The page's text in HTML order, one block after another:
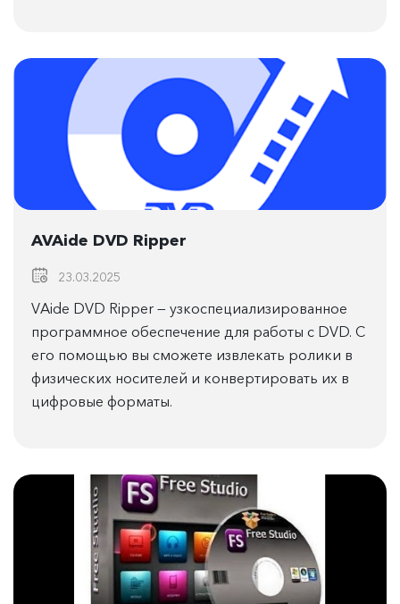
AVAide DVD Ripper
23.03.2025
VAide DVD Ripper — узкоспециализированное
программное обеспечение для работы с DVD. С
его помощью вы сможете извлекать ролики в
физических носителей и конвертировать их в
цифровые форматы.